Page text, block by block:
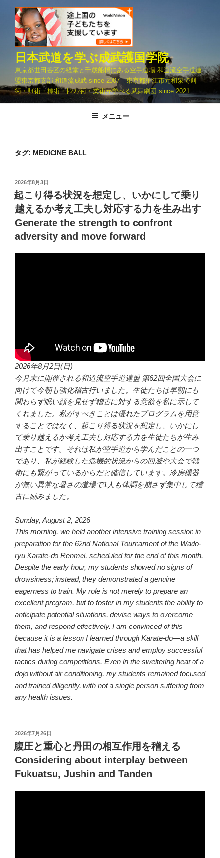
キ
日本武道を学ぶ成武護国学院
東京都世田谷区の経堂と千歳船橋にある空手道場 和道流空手道連
盟東京都支部 和道流成武 since 2007 東京都狛江市元和泉で剣
術・ｻｲ術・棒術・ﾄﾝﾌｧ術・柔術が学べる武舞劇団 since 2021
メニュー
タグ: MEDICINE BALL
投
稿
日:
2026年8月3日
起こり得る状況を想定し、いかにして乗り
越えるか考え工夫し対応する力を生み出す
Generate the strength to confront
adversity and move forward
2026年8月2日(日)
今月末に開催される和道流空手道連盟 第62回全国大会に
向けて今朝も強化稽古行いました。生徒たちは早朝にも
関わらず眠い顔を見せず稽古に対する意欲を私に示して
くれました。私がすべきことは優れたプログラムを用意
することではなく、起こり得る状況を想定し、いかにし
て乗り越えるか考え工夫し対応する力を生徒たちが生み
出すことです。それは私が空手道から学んだことの一つ
であり、私が経験した危機的状況からの回避や大会で戦
術にも繋がっているからだと確信しています。冷房機器
が無い異常な暑さの道場で1人も体調を崩さず集中して稽
古に励みました。
Sunday, August 2, 2026
This morning, we held another intensive training session in
preparation for the 62nd National Tournament of the Wado-
ryu Karate-do Renmei, scheduled for the end of this month.
Despite the early hour, my students showed no signs of
drowsiness; instead, they demonstrated a genuine
eagerness to train. My role is not merely to prepare an
excellent program, but to foster in my students the ability to
anticipate potential situations, devise ways to overcome
them, and respond effectively. I am convinced of this
because it is a lesson I learned through Karate-do—a skill
that has helped me navigate crises and employ successful
tactics during competitions. Even in the sweltering heat of a
dojo without air conditioning, my students remained focused
and trained diligently, with not a single person suffering from
any health issues.
投
稿
日:
2026年7月26日
腹圧と重心と丹田の相互作用を稽える
Considering about interplay between
Fukuatsu, Jushin and Tanden